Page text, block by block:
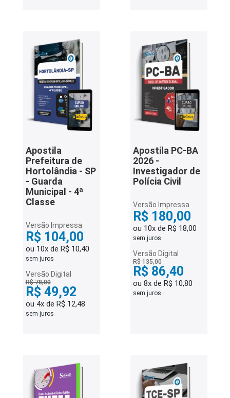
Apostila
Prefeitura de
Hortolândia - SP
- Guarda
Municipal - 4ª
Classe
Versão Impressa
R$ 104,00
ou 10x de R$ 10,40
sem juros
Versão Digital
R$ 78,00
R$ 49,92
ou 4x de R$ 12,48
sem juros
Apostila PC-BA
2026 -
Investigador de
Polícia Civil
Versão Impressa
R$ 180,00
ou 10x de R$ 18,00
sem juros
Versão Digital
R$ 135,00
R$ 86,40
ou 8x de R$ 10,80
sem juros